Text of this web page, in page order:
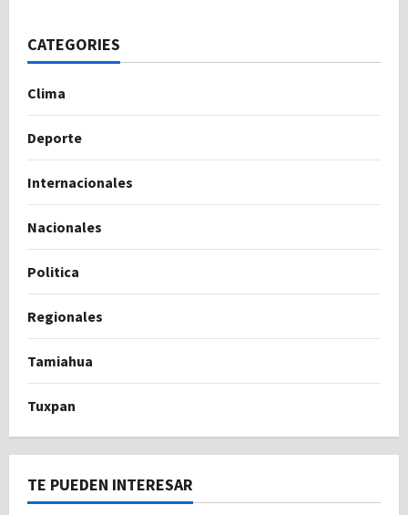
CATEGORIES
Clima
Deporte
Internacionales
Nacionales
Politica
Regionales
Tamiahua
Tuxpan
TE PUEDEN INTERESAR